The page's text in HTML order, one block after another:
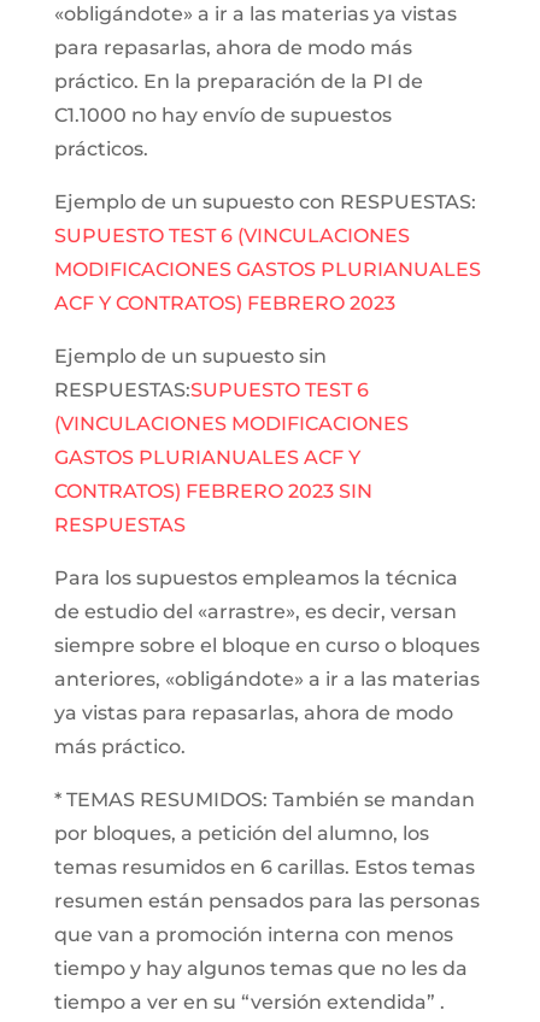
«obligándote» a ir a las materias ya vistas
para repasarlas, ahora de modo más
práctico. En la preparación de la PI de
C1.1000 no hay envío de supuestos
prácticos.
Ejemplo de un supuesto con RESPUESTAS:
SUPUESTO TEST 6 (VINCULACIONES
MODIFICACIONES GASTOS PLURIANUALES
ACF Y CONTRATOS) FEBRERO 2023
Ejemplo de un supuesto sin
RESPUESTAS:SUPUESTO TEST 6
(VINCULACIONES MODIFICACIONES
GASTOS PLURIANUALES ACF Y
CONTRATOS) FEBRERO 2023 SIN
RESPUESTAS
Para los supuestos empleamos la técnica
de estudio del «arrastre», es decir, versan
siempre sobre el bloque en curso o bloques
anteriores, «obligándote» a ir a las materias
ya vistas para repasarlas, ahora de modo
más práctico.
* TEMAS RESUMIDOS: También se mandan
por bloques, a petición del alumno, los
temas resumidos en 6 carillas. Estos temas
resumen están pensados para las personas
que van a promoción interna con menos
tiempo y hay algunos temas que no les da
tiempo a ver en su “versión extendida” .